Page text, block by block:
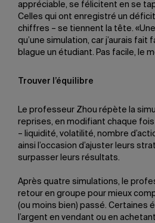
appréciable, se félicitent en se
Celles qui ont enregistré un
chiffres – se tiennent la tête.
qu’une simulation, car j’aurais fait
blague un étudiant. Pas facile, le
Trouver l’équilibre
Le professeur Zhou répète la
reprises, en modifiant chaque
– liquidité, volatilité, nombre
ainsi l’occasion d’ajuster leurs
surpasser leurs résultats.
Après quatre simulations, le
retour en groupe pour mieux
(ou moins bien) passé. Certaines
l’argent en vendant ou en